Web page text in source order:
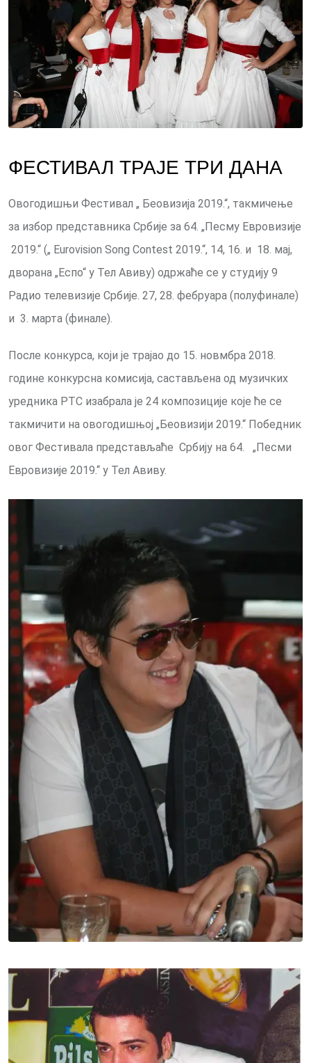
ФЕСТИВАЛ ТРАЈЕ ТРИ ДАНА
Овогодишњи Фестивал „ Беовизија 2019.“, такмичење
за избор представника Србије за 64. „Песму Евровизије
2019.“ („ Eurovision Song Contest 2019.“, 14, 16. и 18. мај,
дворана „Еспо“ у Тел Авиву) одржаће се у студију 9
Радио телевизије Србије. 27, 28. фебруара (полуфинале)
и 3. марта (финале).
После конкурса, који је трајао до 15. новмбра 2018.
године конкурсна комисија, састављена од музичких
уредника РТС изабрала је 24 композиције које ће се
такмичити на овогодишњој „Беовизији 2019.“ Победник
овог Фестивала представљаће Србију на 64. „Песми
Евровизије 2019.“ у Тел Авиву.